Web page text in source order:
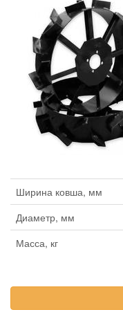
Ширина ковша, мм
Диаметр, мм
Масса, кг